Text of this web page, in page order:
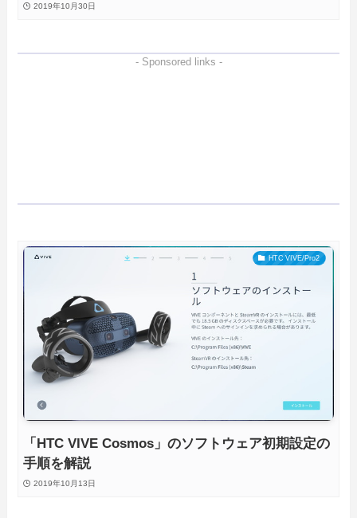
2019年10月30日
- Sponsored links -
HTC VIVE/Pro2
「HTC VIVE Cosmos」のソフトウェア初期設定の
手順を解説
2019年10月13日